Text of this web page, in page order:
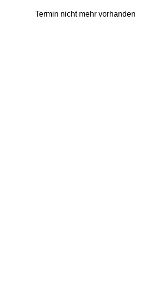
Termin nicht mehr vorhanden